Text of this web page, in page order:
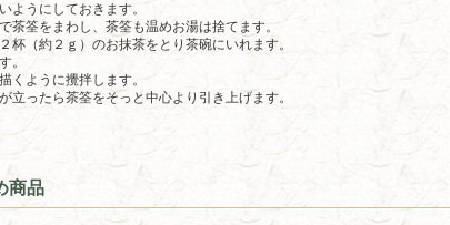
ようにしておきます。
茶筌をまわし、茶筌も温めお湯は捨てます。
杯（約２ｇ）のお抹茶をとり茶碗にいれます。
。
くように攪拌します。
立ったら茶筌をそっと中心より引き上げます。
商品